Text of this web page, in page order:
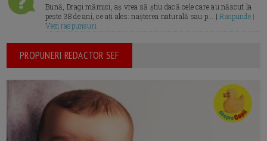
Bună, Dragi mămici, aș vrea să știu dacă cele care au născut la
peste 38 de ani, ce ați ales: nașterea naturală sau p... |Raspunde |
Vezi raspunsuri
PROPUNERI REDACTOR SEF